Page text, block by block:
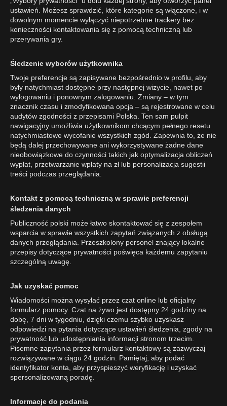
ustawień. Możesz sprawdzić, które kategorie są włączone, i w
dowolnym momencie wyłączyć niepotrzebne trackery bez
konieczności kontaktowania się z pomocą techniczną lub
przerywania gry.
Śledzenie wyborów użytkownika
Twoje preferencje są zapisywane bezpośrednio w profilu, aby
były natychmiast dostępne przy następnej wizycie, nawet po
wylogowaniu i ponownym zalogowaniu. Zmiany – w tym
znacznik czasu i zmodyfikowana opcja – są rejestrowane w celu
audytów zgodności z przepisami Polska. Ten sam pulpit
nawigacyjny umożliwia użytkownikom chcącym pełnego resetu
natychmiastowe wycofanie wszystkich zgód. Zapewnia to, że nie
będą dalej przechowywane ani wykorzystywane żadne dane
nieobowiązkowe do czynności takich jak optymalizacja obliczeń
wypłat, przetwarzanie wpłaty na zł lub personalizacja sugestii
treści podczas przeglądania.
Kontakt z pomocą techniczną w sprawie preferencji
śledzenia danych
Publiczność polski może łatwo skontaktować się z zespołem
wsparcia w sprawie wszystkich zapytań związanych z obsługą
danych przeglądania. Przeszkolony personel znający lokalne
przepisy dotyczące prywatności poświęca każdemu zapytaniu
szczególną uwagę.
Jak uzyskać pomoc
Wiadomości można wysyłać przez czat online lub oficjalny
formularz pomocy. Czat na żywo jest dostępny 24 godziny na
dobę, 7 dni w tygodniu, dzięki czemu szybko uzyskasz
odpowiedzi na pytania dotyczące ustawień śledzenia, zgody na
prywatność lub udostępniania informacji stronom trzecim.
Pisemne zapytania przez formularz kontaktowy są zazwyczaj
rozwiązywane w ciągu 24 godzin. Pamiętaj, aby podać
identyfikator konta, aby przyspieszyć weryfikację i uzyskać
spersonalizowaną poradę.
Informacje do podania